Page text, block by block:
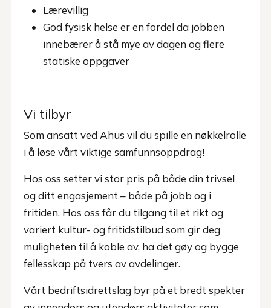
Lærevillig
God fysisk helse er en fordel da jobben
innebærer å stå mye av dagen og flere
statiske oppgaver
Vi tilbyr
Som ansatt ved Ahus vil du spille en nøkkelrolle
i å løse vårt viktige samfunnsoppdrag!
Hos oss setter vi stor pris på både din trivsel
og ditt engasjement – både på jobb og i
fritiden. Hos oss får du tilgang til et rikt og
variert kultur- og fritidstilbud som gir deg
muligheten til å koble av, ha det gøy og bygge
fellesskap på tvers av avdelinger.
Vårt bedriftsidrettslag byr på et bredt spekter